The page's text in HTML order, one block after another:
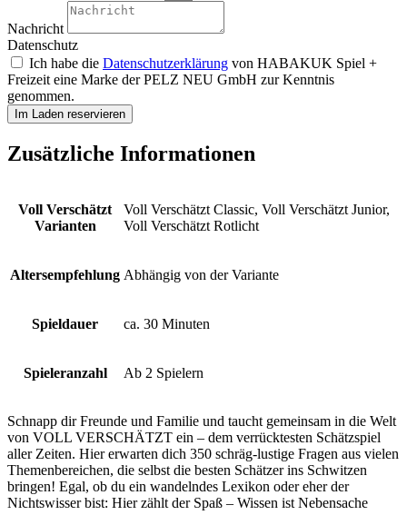
Nachricht
Datenschutz
Ich habe die Datenschutzerklärung von HABAKUK Spiel +
Freizeit eine Marke der PELZ NEU GmbH zur Kenntnis
genommen.
Im Laden reservieren
Zusätzliche Informationen
Voll Verschätzt
Varianten
Voll Verschätzt Classic, Voll Verschätzt Junior,
Voll Verschätzt Rotlicht
Altersempfehlung Abhängig von der Variante
Spieldauer ca. 30 Minuten
Spieleranzahl Ab 2 Spielern
Schnapp dir Freunde und Familie und taucht gemeinsam in die Welt
von VOLL VERSCHÄTZT ein – dem verrücktesten Schätzspiel
aller Zeiten. Hier erwarten dich 350 schräg-lustige Fragen aus vielen
Themenbereichen, die selbst die besten Schätzer ins Schwitzen
bringen! Egal, ob du ein wandelndes Lexikon oder eher der
Nichtswisser bist: Hier zählt der Spaß – Wissen ist Nebensache